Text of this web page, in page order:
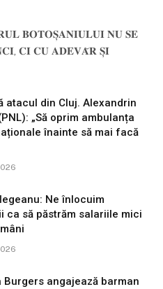
𝐁𝐎𝐓𝐎𝐒̦𝐀𝐍𝐈𝐔𝐋𝐔𝐈 𝐍𝐔 𝐒𝐄
𝐂𝐈 𝐂𝐔 𝐀𝐃𝐄𝐕𝐀̆𝐑 𝐒̦𝐈
atacul din Cluj. Alexandrin
„Să oprim ambulanța
înainte să mai facă
Ne înlocuim
ca să păstrăm salariile mici
Burgers angajează barman